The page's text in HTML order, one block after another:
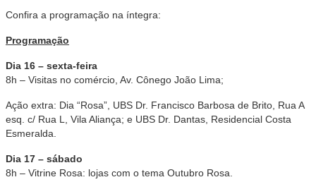
Confira a programação na íntegra:
Programação
Dia 16 – sexta-feira
8h – Visitas no comércio, Av. Cônego João Lima;
Ação extra: Dia “Rosa”, UBS Dr. Francisco Barbosa de Brito, Rua A
esq. c/ Rua L, Vila Aliança; e UBS Dr. Dantas, Residencial Costa
Esmeralda.
Dia 17 – sábado
8h – Vitrine Rosa: lojas com o tema Outubro Rosa.